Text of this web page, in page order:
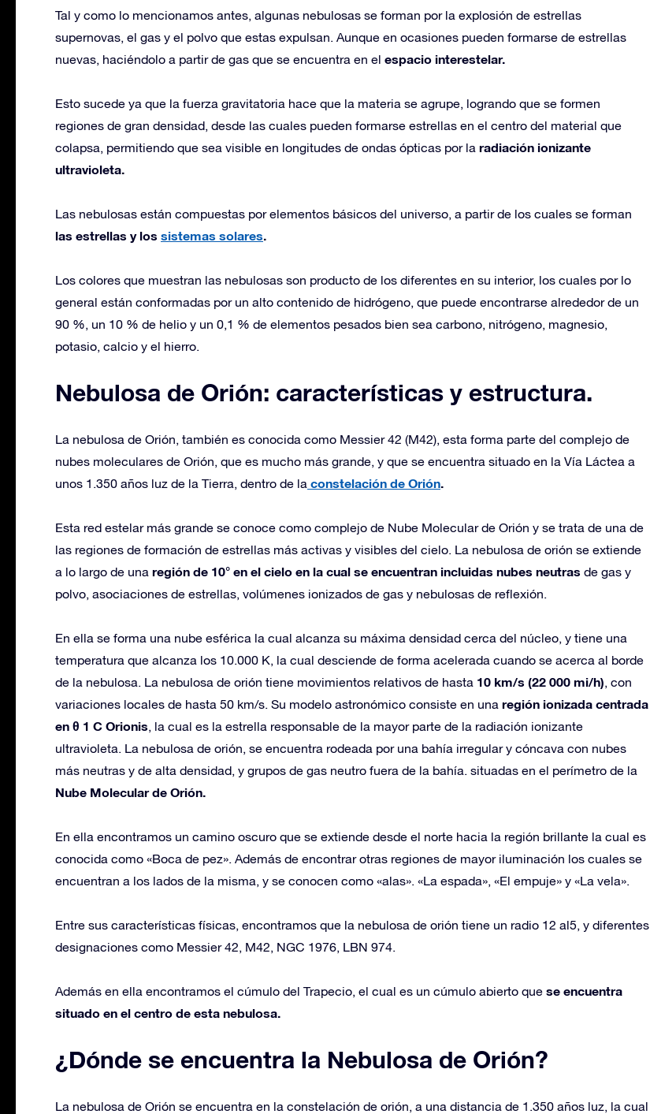
Tal y como lo mencionamos antes, algunas nebulosas se forman por la explosión de estrellas
supernovas, el gas y el polvo que estas expulsan. Aunque en ocasiones pueden formarse de estrellas
nuevas, haciéndolo a partir de gas que se encuentra en el espacio interestelar.
Esto sucede ya que la fuerza gravitatoria hace que la materia se agrupe, logrando que se formen
regiones de gran densidad, desde las cuales pueden formarse estrellas en el centro del material que
colapsa, permitiendo que sea visible en longitudes de ondas ópticas por la radiación ionizante
ultravioleta.
Las nebulosas están compuestas por elementos básicos del universo, a partir de los cuales se forman
las estrellas y los sistemas solares.
Los colores que muestran las nebulosas son producto de los diferentes en su interior, los cuales por lo
general están conformadas por un alto contenido de hidrógeno, que puede encontrarse alrededor de un
90 %, un 10 % de helio y un 0,1 % de elementos pesados ​​bien sea carbono, nitrógeno, magnesio,
potasio, calcio y el hierro.
Nebulosa de Orión: características y estructura.
La nebulosa de Orión, también es conocida como Messier 42 (M42), esta forma parte del complejo de
nubes moleculares de Orión, que es mucho más grande, y que se encuentra situado en la Vía Láctea a
unos 1.350 años luz de la Tierra, dentro de la constelación de Orión.
Esta red estelar más grande se conoce como complejo de Nube Molecular de Orión y se trata de una de
las regiones de formación de estrellas más activas y visibles del cielo. La nebulosa de orión se extiende
a lo largo de una región de 10° en el cielo en la cual se encuentran incluidas nubes neutras de gas y
polvo, asociaciones de estrellas, volúmenes ionizados de gas y nebulosas de reflexión.
En ella se forma una nube esférica la cual alcanza su máxima densidad cerca del núcleo, y tiene una
temperatura que alcanza los 10.000 K, la cual desciende de forma acelerada cuando se acerca al borde
de la nebulosa. La nebulosa de orión tiene movimientos relativos de hasta 10 km/s (22 000 mi/h), con
variaciones locales de hasta 50 km/s. Su modelo astronómico consiste en una región ionizada centrada
en θ 1 C Orionis, la cual es la estrella responsable de la mayor parte de la radiación ionizante
ultravioleta. La nebulosa de orión, se encuentra rodeada por una bahía irregular y cóncava con nubes
más neutras y de alta densidad, y grupos de gas neutro fuera de la bahía. situadas en el perímetro de la
Nube Molecular de Orión.
En ella encontramos un camino oscuro que se extiende desde el norte hacia la región brillante la cual es
conocida como «Boca de pez». Además de encontrar otras regiones de mayor iluminación los cuales se
encuentran a los lados de la misma, y se conocen como «alas». «La espada», «El empuje» y «La vela».
Entre sus características físicas, encontramos que la nebulosa de orión tiene un radio 12 al5​, y diferentes
designaciones como Messier 42, M42, NGC 1976, LBN 974.
Además en ella encontramos el cúmulo del Trapecio, el cual es un cúmulo abierto que se encuentra
situado en el centro de esta nebulosa.
¿Dónde se encuentra la Nebulosa de Orión?
La nebulosa de Orión se encuentra en la constelación de orión, a una distancia de 1.350 años luz, la cual